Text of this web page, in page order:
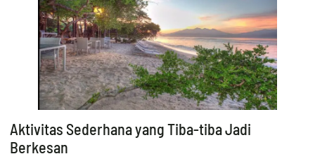
Aktivitas Sederhana yang Tiba-tiba Jadi
Berkesan